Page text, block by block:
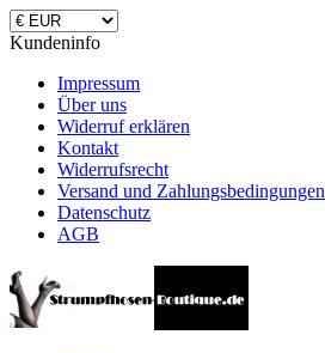
Kundeninfo
Impressum
Über uns
Widerruf erklären
Kontakt
Widerrufsrecht
Versand und Zahlungsbedingungen
Datenschutz
AGB